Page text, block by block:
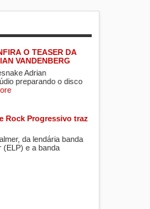
O TEASER DA
VANDENBERG
Adrian
preparando o disco
Rock Progressivo traz
da lendária banda
(ELP) e a banda